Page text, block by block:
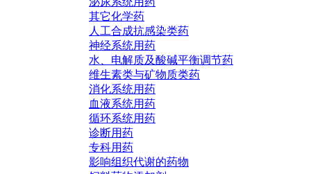
其它化学药
人工合成抗感染类药
神经系统用药
水、电解质及酸碱平衡调节药
维生素类与矿物质类药
消化系统用药
血液系统用药
循环系统用药
诊断用药
专科用药
影响组织代谢的药物